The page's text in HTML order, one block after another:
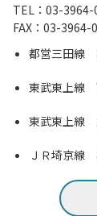
TEL：03-3964-
FAX：03-3964-
都営三田線
東武東上線
東武東上線
ＪＲ埼京線